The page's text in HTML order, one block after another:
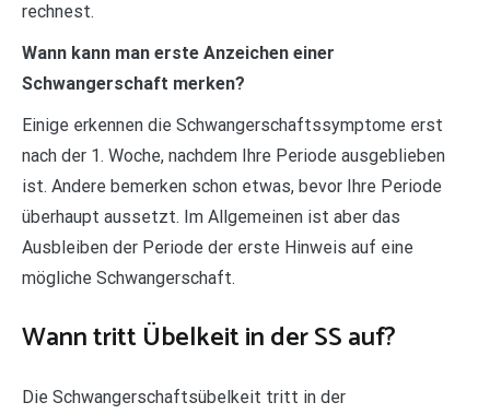
rechnest.
Wann kann man erste Anzeichen einer
Schwangerschaft merken?
Einige erkennen die Schwangerschaftssymptome erst
nach der 1. Woche, nachdem Ihre Periode ausgeblieben
ist. Andere bemerken schon etwas, bevor Ihre Periode
überhaupt aussetzt. Im Allgemeinen ist aber das
Ausbleiben der Periode der erste Hinweis auf eine
mögliche Schwangerschaft.
Wann tritt Übelkeit in der SS auf?
Die Schwangerschaftsübelkeit tritt in der